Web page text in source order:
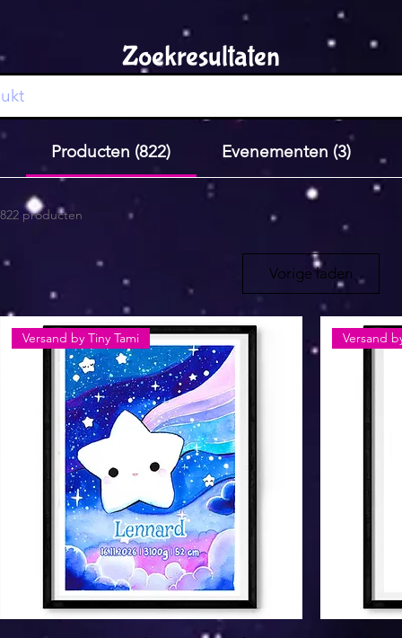
Zoekresultaten
Producten (822) Evenementen (3)
822 producten
Vorige laden
Versand by Tiny Tami Versand